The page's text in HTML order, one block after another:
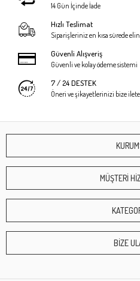
14 Gün İçinde İade
Hızlı Teslimat
Siparişleriniz en kısa sürede
Güvenli Alışveriş
Güvenli ve kolay ödeme sistemi
7 / 24 DESTEK
Öneri ve şikayetlerinizi bize
MÜŞTERİ
BİZE